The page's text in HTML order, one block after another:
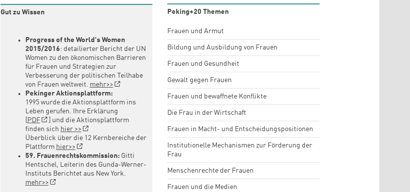
Gut zu Wissen
Progress of the World's Women
2015/2016: detailierter Bericht der UN
Women zu den ökonomischen Barrieren
für Frauen und Strategien zur
Verbesserung der politischen Teilhabe
von Frauen weltweit. mehr>>
Pekinger Aktionsplattform:
1995 wurde die Aktionsplattform ins
Leben gerufen. Ihre Erklärung
PDF
] und die Aktionsplattform
finden sich hier >>
Überblick über die 12 Kernbereiche der
Plattform hier>>
59. Frauenrechtskommission: Gitti
Hentschel, Leiterin des Gunda-Werner-
Instituts Berichtet aus New York.
mehr>>
Peking+20 Themen
Frauen und Armut
Bildung und Ausbildung von Frauen
Frauen und Gesundheit
Gewalt gegen Frauen
Frauen und bewaffnete Konflikte
Die Frau in der Wirtschaft
Frauen in Macht- und Entscheidungspositionen
Institutionelle Mechanismen zur Förderung der
Frau
Menschenrechte der Frauen
Frauen und die Medien